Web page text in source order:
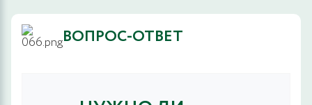
ВОПРОС-ОТВЕТ